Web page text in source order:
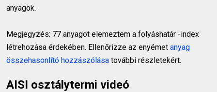
anyagok.
Megjegyzés: 77 anyagot elemeztem a folyáshatár -index
létrehozása érdekében. Ellenőrizze az enyémetanyag
összehasonlító hozzászólása további részletekért.
AISI osztálytermi videó